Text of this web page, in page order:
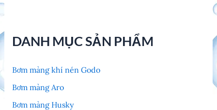
DANH MỤC SẢN PHẨM
Bơm màng khí nén Godo
Bơm màng Aro
Bơm màng Husky